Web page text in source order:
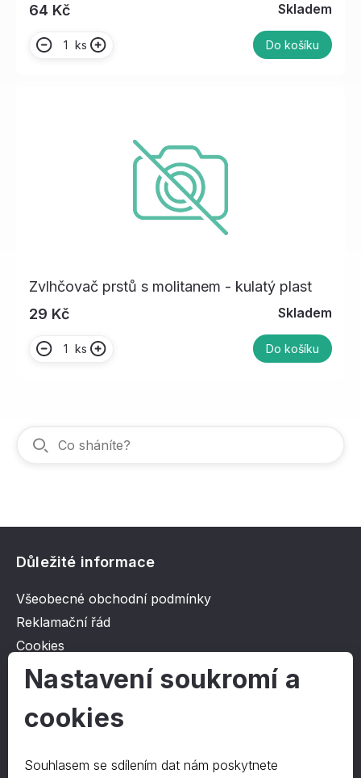
64 Kč
Skladem
ks Do košíku
Zvlhčovač prstů s molitanem - kulatý plast
29 Kč
Skladem
ks Do košíku
Důležité informace
Všeobecné obchodní podmínky
Reklamační řád
Cookies
Ochrana osobních údajů
O společnosti
Kontakt
Nastavení soukromí a
cookies
Souhlasem se sdílením dat nám poskytnete